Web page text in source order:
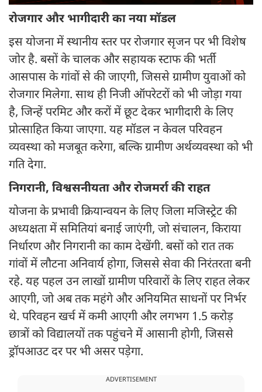
रोजगार और भागीदारी का नया मॉडल
इस योजना में स्थानीय स्तर पर रोजगार सृजन पर भी विशेष
जोर है. बसों के चालक और सहायक स्टाफ की भर्ती
आसपास के गांवों से की जाएगी, जिससे ग्रामीण युवाओं को
रोजगार मिलेगा. साथ ही निजी ऑपरेटरों को भी जोड़ा गया
है, जिन्हें परमिट और करों में छूट देकर भागीदारी के लिए
प्रोत्साहित किया जाएगा. यह मॉडल न केवल परिवहन
व्यवस्था को मजबूत करेगा, बल्कि ग्रामीण अर्थव्यवस्था को भी
गति देगा.
निगरानी, विश्वसनीयता और रोजमर्रा की राहत
योजना के प्रभावी क्रियान्वयन के लिए जिला मजिस्ट्रेट की
अध्यक्षता में समितियां बनाई जाएंगी, जो संचालन, किराया
निर्धारण और निगरानी का काम देखेंगी. बसों को रात तक
गांवों में लौटना अनिवार्य होगा, जिससे सेवा की निरंतरता बनी
रहे. यह पहल उन लाखों ग्रामीण परिवारों के लिए राहत लेकर
आएगी, जो अब तक महंगे और अनियमित साधनों पर निर्भर
थे. परिवहन खर्च में कमी आएगी और लगभग 1.5 करोड़
छात्रों को विद्यालयों तक पहुंचने में आसानी होगी, जिससे
ड्रॉपआउट दर पर भी असर पड़ेगा.
ADVERTISEMENT